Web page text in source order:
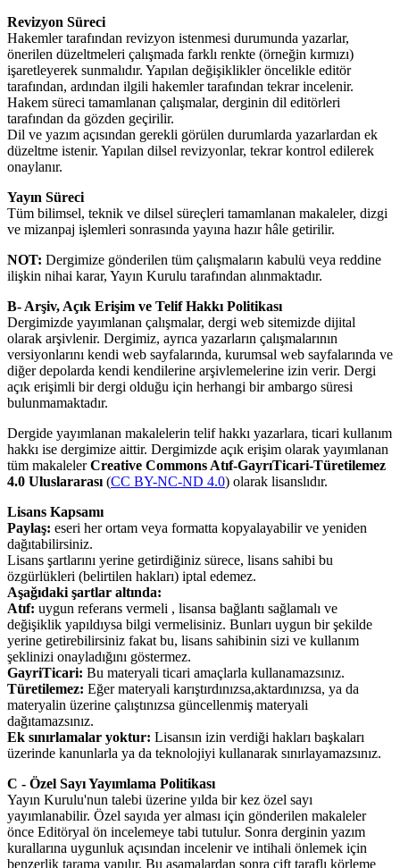
Revizyon Süreci
Hakemler tarafından revizyon istenmesi durumunda yazarlar,
önerilen düzeltmeleri çalışmada farklı renkte (örneğin kırmızı)
işaretleyerek sunmalıdır. Yapılan değişiklikler öncelikle editör
tarafından, ardından ilgili hakemler tarafından tekrar incelenir.
Hakem süreci tamamlanan çalışmalar, derginin dil editörleri
tarafından da gözden geçirilir.
Dil ve yazım açısından gerekli görülen durumlarda yazarlardan ek
düzeltme istenir. Yapılan dilsel revizyonlar, tekrar kontrol edilerek
onaylanır.
Yayın Süreci
Tüm bilimsel, teknik ve dilsel süreçleri tamamlanan makaleler, dizgi
ve mizanpaj işlemleri sonrasında yayına hazır hâle getirilir.
NOT: Dergimize gönderilen tüm çalışmaların kabulü veya reddine
ilişkin nihai karar, Yayın Kurulu tarafından alınmaktadır.
B- Arşiv, Açık Erişim ve Telif Hakkı Politikası
Dergimizde yayımlanan çalışmalar, dergi web sitemizde dijital
olarak arşivlenir. Dergimiz, ayrıca yazarların çalışmalarının
versiyonlarını kendi web sayfalarında, kurumsal web sayfalarında ve
diğer depolarda kendi kendilerine arşivlemelerine izin verir. Dergi
açık erişimli bir dergi olduğu için herhangi bir ambargo süresi
bulunmamaktadır.
Dergide yayımlanan makalelerin telif hakkı yazarlara, ticari kullanım
hakkı ise dergimize aittir. Dergimizde açık erişim olarak yayımlanan
tüm makalelerCreative Commons Atıf-GayrıTicari-Türetilemez
4.0 Uluslararası (CC BY-NC-ND 4.0) olarak lisanslıdır.
Lisans Kapsamı
Paylaş: eseri her ortam veya formatta kopyalayabilir ve yeniden
dağıtabilirsiniz.
Lisans şartlarını yerine getirdiğiniz sürece, lisans sahibi bu
özgürlükleri (belirtilen hakları) iptal edemez.
Aşağıdaki şartlar altında:
Atıf: uygun referans vermeli , lisansa bağlantı sağlamalı ve
değişiklik yapıldıysa bilgi vermelisiniz. Bunları uygun bir şekilde
yerine getirebilirsiniz fakat bu, lisans sahibinin sizi ve kullanım
şeklinizi onayladığını göstermez.
GayriTicari: Bu materyali ticari amaçlarla kullanamazsınız.
Türetilemez: Eğer materyali karıştırdınızsa,aktardınızsa, ya da
materyalin üzerine çalıştınızsa güncellenmiş materyali
dağıtamazsınız.
Ek sınırlamalar yoktur: Lisansın izin verdiği hakları başkaları
üzerinde kanunlarla ya da teknolojiyi kullanarak sınırlayamazsınız.
C - Özel Sayı Yayımlama Politikası
Yayın Kurulu'nun talebi üzerine yılda bir kez özel sayı
yayımlanabilir. Özel sayıda yer alması için gönderilen makaleler
önce Editöryal ön incelemeye tabi tutulur. Sonra derginin yazım
kurallarına uygunluk açısından incelenir ve intihali önlemek için
benzerlik tarama yapılır. Bu aşamalardan sonra çift taraflı körleme